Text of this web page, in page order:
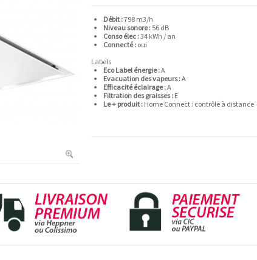
Débit :798 m3/h
Niveau sonore : 56 dB
Conso élec :34 kWh / an
Connecté : oui
Labels
Eco Label énergie :A
Evacuation des vapeurs :A
Efficacité éclairage :A
Filtration des graisses : E
Le + produit : Home Connect : contrôle à distance